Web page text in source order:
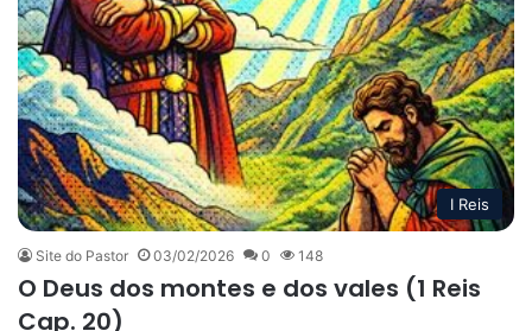
I Reis
Site do Pastor 03/02/2026 0 148
O Deus dos montes e dos vales (1 Reis
Cap. 20)